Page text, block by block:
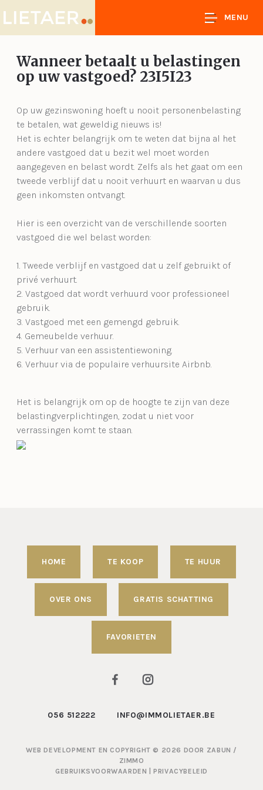
MENU
Wanneer betaalt u belastingen
op uw vastgoed? 23I5I23
Op uw gezinswoning hoeft u nooit personenbelasting
te betalen, wat geweldig nieuws is!
Het is echter belangrijk om te weten dat bijna al het
andere vastgoed dat u bezit wel moet worden
aangegeven en belast wordt. Zelfs als het gaat om een
tweede verblijf dat u nooit verhuurt en waarvan u dus
geen inkomsten ontvangt.
Hier is een overzicht van de verschillende soorten
vastgoed die wel belast worden:
1. Tweede verblijf en vastgoed dat u zelf gebruikt of
privé verhuurt.
2. Vastgoed dat wordt verhuurd voor professioneel
gebruik.
3. Vastgoed met een gemengd gebruik.
4. Gemeubelde verhuur.
5. Verhuur van een assistentiewoning.
6. Verhuur via de populaire verhuursite Airbnb.
Het is belangrijk om op de hoogte te zijn van deze
belastingverplichtingen, zodat u niet voor
verrassingen komt te staan.
HOME TE KOOP TE HUUR
OVER ONS GRATIS SCHATTING
FAVORIETEN
056 512222 INFO@IMMOLIETAER.BE
WEB DEVELOPMENT EN COPYRIGHT © 2026 DOOR ZABUN /
ZIMMO
GEBRUIKSVOORWAARDEN
|PRIVACYBELEID